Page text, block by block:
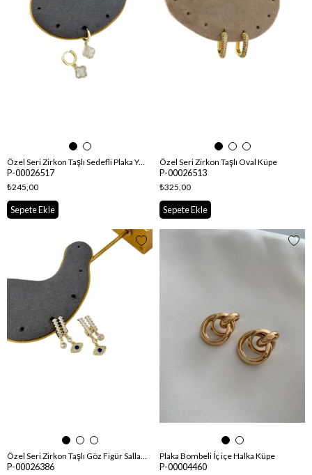
Özel Seri Zirkon Taşlı Sedefli Plaka Yonca Figür Sallantılı Halka Küpe
P-00026517
₺245,00
Sepete Ekle
Özel Seri Zirkon Taşlı Oval Küpe
P-00026513
₺325,00
Sepete Ekle
Özel Seri Zirkon Taşlı Göz Figür Sallantılı Tasarım Küpe
P-00026386
Plaka Bombeli İç içe Halka Küpe
P-00004460